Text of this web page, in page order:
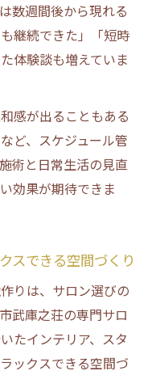
数週間後から現れる
継続できた」「短時
体験談も増えていま
感が出ることもある
ど、スケジュール管
術と日常生活の見直
効果が期待できま
スできる空間づくり
りは、サロン選びの
武庫之荘の専門サロ
たインテリア、スタ
ックスできる空間づ